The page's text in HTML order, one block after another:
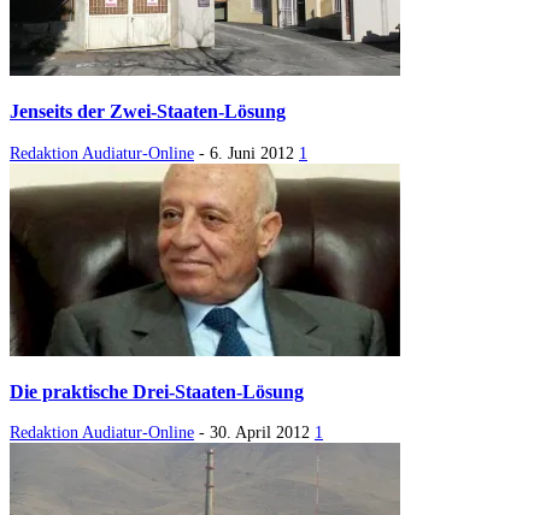
Jenseits der Zwei-Staaten-Lösung
Redaktion Audiatur-Online - 6. Juni 2012 1
Die praktische Drei-Staaten-Lösung
Redaktion Audiatur-Online - 30. April 2012 1